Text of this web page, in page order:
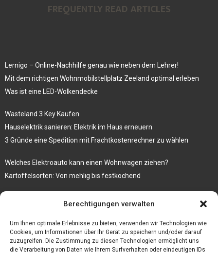
Berechtigungen verwalten
Um Ihnen optimale Erlebnisse zu bieten, verwenden wir Technologien wie
Cookies, um Informationen über Ihr Gerät zu speichern und/oder darauf
zuzugreifen. Die Zustimmung zu diesen Technologien ermöglicht uns
die Verarbeitung von Daten wie Ihrem Surfverhalten oder eindeutigen IDs
FREQUENTLY READ ARTICLES
Lernigo – Online-Nachhilfe genau wie neben dem Lehrer!
Mit dem richtigen Wohnmobilstellplatz Zeeland optimal erleben
Was ist eine LED-Wolkendecke
Wasteland 3 Key Kaufen
Hauselektrik sanieren: Elektrik im Haus erneuern
3 Gründe eine Spedition mit Frachtkostenrechner zu wählen
Welches Elektroauto kann einen Wohnwagen ziehen?
Kartoffelsorten: Von mehlig bis festkochend
Firma einfach und kostenlos bekannt machen mit diesen 5 Tipps